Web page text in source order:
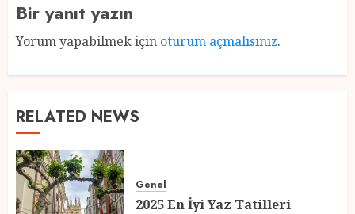
Bir yanıt yazın
Yorum yapabilmek için oturum açmalısınız.
RELATED NEWS
Genel
2025 En İyi Yaz Tatilleri